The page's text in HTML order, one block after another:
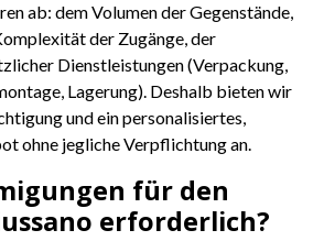
ab: dem Volumen der Gegenstände,
der Zugänge, der
Dienstleistungen (Verpackung,
Lagerung). Deshalb bieten wir
und ein personalisiertes,
ohne jegliche Verpflichtung an.
für den
erforderlich?